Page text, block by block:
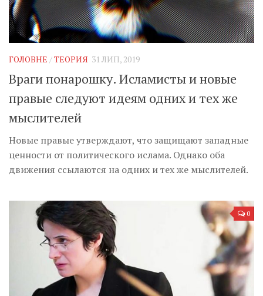
Музика революції
Візуальне
Научпоп
Головне
Цитати
Inter/antinational
ГОЛОВНЕ /ТЕОРИЯ 31 ЛИП, 2019
Враги понарошку. Исламисты и новые
правые следуют идеям одних и тех же
мыслителей
Новые правые утверждают, что защищают западные
ценности от политического ислама. Однако оба
движения ссылаются на одних и тех же мыслителей.
0